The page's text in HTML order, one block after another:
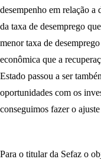
desempenho em relação a
da taxa de desemprego
menor taxa de
econômica que a
Estado passou a ser
oportunidades com os
conseguimos fazer o
Para o titular da Sefaz o